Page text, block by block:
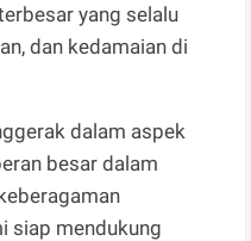
yang selalu
dan kedamaian di
dalam aspek
besar dalam
siap mendukung